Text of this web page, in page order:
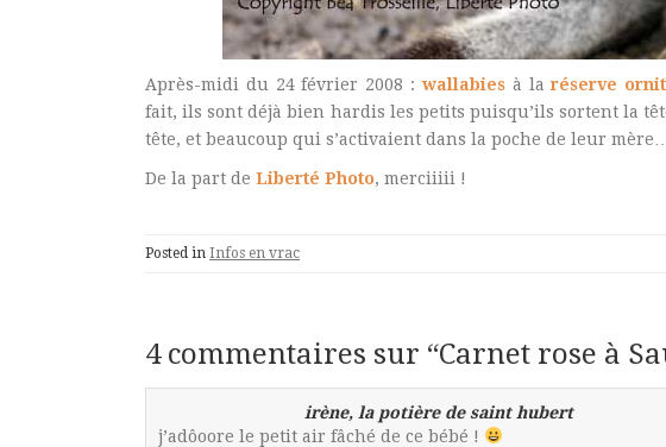
Après-midi du 24 février 2008 : wallabiesà laréserve
fait, ils sont déjà bien hardis les petits puisqu’ils sortent la
tête, et beaucoup qui s’activaient dans la poche de leur
De la part de Liberté Photo, merciiiii !
Posted in Infos en vrac
4 commentaires sur “Carnet rose à
irène, la potière de saint hubert
j’adôoore le petit air fâché de ce bébé !